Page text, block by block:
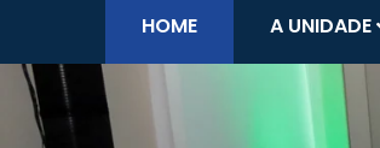
HOME A UNIDADE